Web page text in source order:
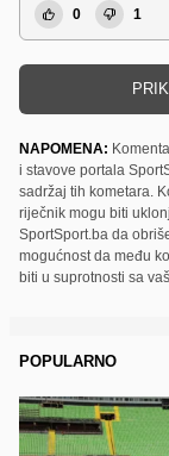
0 1
NAPOMENA:
i stavove portala
sadržaj tih kometara.
riječnik mogu biti
SportSport.ba da
mogućnost da među
biti u suprotnosti sa
POPULARNO